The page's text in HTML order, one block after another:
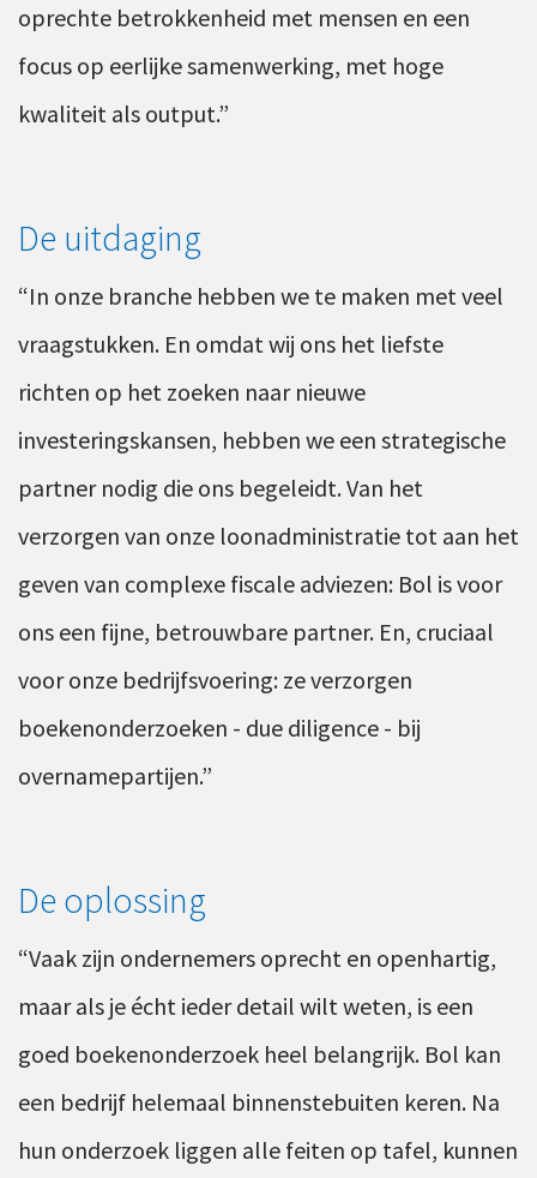
oprechte betrokkenheid met mensen en een
focus op eerlijke samenwerking, met hoge
kwaliteit als output.”
De uitdaging
“In onze branche hebben we te maken met veel
vraagstukken. En omdat wij ons het liefste
richten op het zoeken naar nieuwe
investeringskansen, hebben we een strategische
partner nodig die ons begeleidt. Van het
verzorgen van onze loonadministratie tot aan het
geven van complexe fiscale adviezen: Bol is voor
ons een fijne, betrouwbare partner. En, cruciaal
voor onze bedrijfsvoering: ze verzorgen
boekenonderzoeken - due diligence - bij
overnamepartijen.”
De oplossing
“Vaak zijn ondernemers oprecht en openhartig,
maar als je écht ieder detail wilt weten, is een
goed boekenonderzoek heel belangrijk. Bol kan
een bedrijf helemaal binnenstebuiten keren. Na
hun onderzoek liggen alle feiten op tafel, kunnen